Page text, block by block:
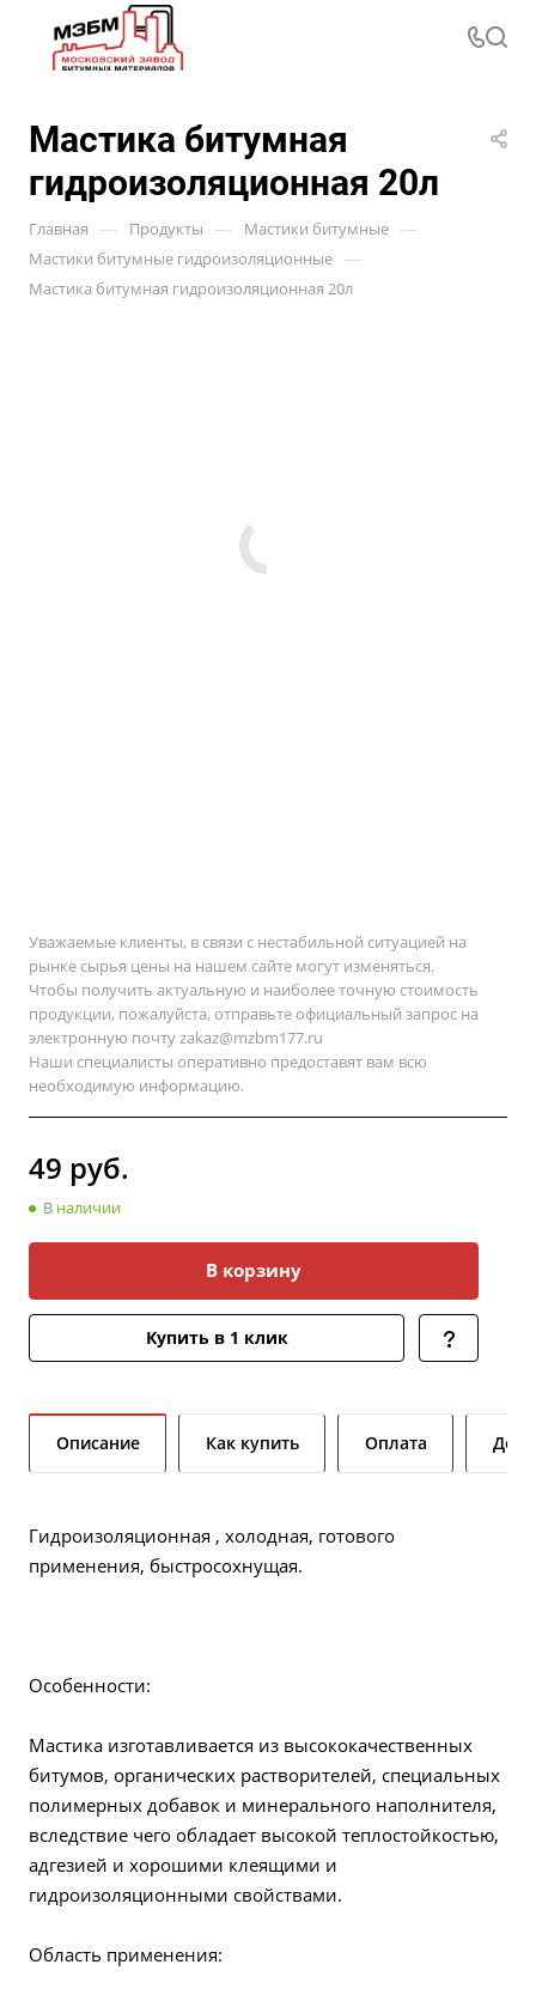
Мастика битумная
гидроизоляционная 20л
Главная — Продукты — Мастики битумные —
Мастики битумные гидроизоляционные —
Мастика битумная гидроизоляционная 20л
Уважаемые клиенты, в связи с нестабильной ситуацией на
рынке сырья цены на нашем сайте могут изменяться.
Чтобы получить актуальную и наиболее точную стоимость
продукции, пожалуйста, отправьте официальный запрос на
электронную почтуzakaz@mzbm177.ru
Наши специалисты оперативно предоставят вам всю
необходимую информацию.
49 руб.
В наличии
В корзину
Купить в 1 клик
Описание Как купить Оплата
Гидроизоляционная , холодная, готового
применения, быстросохнущая.
Особенности:
Мастика изготавливается из высококачественных
битумов, органических растворителей, специальных
полимерных добавок и минерального наполнителя,
вследствие чего обладает высокой теплостойкостью,
адгезией и хорошими клеящими и
гидроизоляционными свойствами.
Область применения: